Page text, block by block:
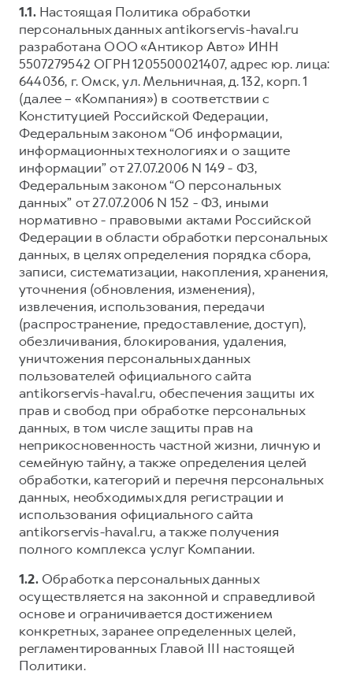
DARGO
от 3 199 000 ₽
DARGO X
от 3 499 000 ₽
F7
от 2 899 000 ₽
F7X
от 3 599 000 ₽
POER
от 3 449 000 ₽
Тест-драйв
Трейд-ин
КРЕДИТ И СТРАХОВАНИЕ
Кредитный калькулятор
Страхование
Кредит
КОРПОРАТИВНЫМ КЛИЕНТАМ
Для малого бизнеса
Корпоративным клиентам
Крупным корпоративным клиентам
Система управления автопарком
Сервис для корпоративных клиентов
HAVAL Лизинг
АКСЕССУАРЫ HAVAL
Автомобильные аксессуары
Коллекция CITY
Коллекция Базовая
Коллекция Детская
СЕРВИСНОЕ ОБСЛУЖИВАНИЕ
Нулевое ТО
Программа «Помощь на дороге»
Регламенты технического обслуживания
Электронный ПТС
ПОДДЕРЖКА
GWM Безопасность
Гарантия HAVAL
Мобильное приложение GWM
Программа «HAVAL Защита+»
Руководства по эксплуатации
Подписки
АКСЕССУАРЫ HAVAL
Автомобильные аксессуары
Коллекция CITY
Коллекция Базовая
Коллекция Детская
О дилере
Наша команда
Контакты
1.1.Настоящая Политика обработки
персональных данных antikorservis-haval.ru
разработана ООО «Антикор Авто» ИНН
5507279542 ОГРН 1205500021407, адрес юр. лица:
644036, г. Омск, ул. Мельничная, д. 132, корп. 1
(далее – «Компания») в соответствии с
Конституцией Российской Федерации,
Федеральным законом “Об информации,
информационных технологиях и о защите
информации” от 27.07.2006 N 149 - ФЗ,
Федеральным законом “О персональных
данных” от 27.07.2006 N 152 - ФЗ, иными
нормативно - правовыми актами Российской
Федерации в области обработки персональных
данных, в целях определения порядка сбора,
записи, систематизации, накопления, хранения,
уточнения (обновления, изменения),
извлечения, использования, передачи
(распространение, предоставление, доступ),
обезличивания, блокирования, удаления,
уничтожения персональных данных
пользователей официального сайта
antikorservis-haval.ru, обеспечения защиты их
прав и свобод при обработке персональных
данных, в том числе защиты прав на
неприкосновенность частной жизни, личную и
семейную тайну, а также определения целей
обработки, категорий и перечня персональных
данных, необходимых для регистрации и
использования официального сайта
antikorservis-haval.ru, а также получения
полного комплекса услуг Компании.
1.2.Обработка персональных данных
осуществляется на законной и справедливой
основе и ограничивается достижением
конкретных, заранее определенных целей,
регламентированных Главой III настоящей
Политики.